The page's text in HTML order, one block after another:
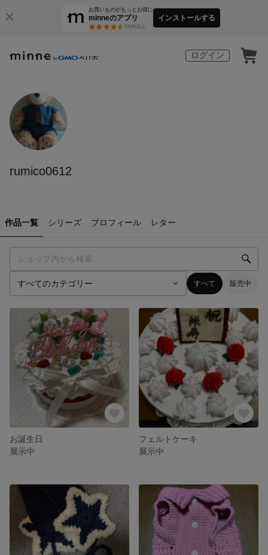
お買いものがもっとお得に
minneのアプリ
3万件以上
インストールする
ログイン
rumico0612
作品一覧 シリーズ プロフィール レター
すべて 販売中
お誕生日
展示中
フェルトケーキ
展示中